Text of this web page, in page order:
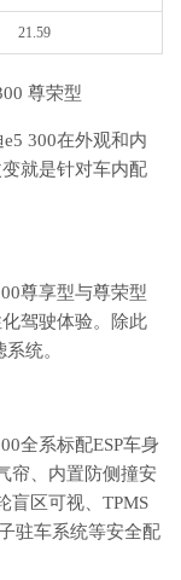
21.59
300在外观和内
就是针对车内配
尊享型与尊荣型
驾驶体验。除此
统。
全系标配ESP车身
帘、内置防侧撞安
盲区可视、TPMS
驻车系统等安全配